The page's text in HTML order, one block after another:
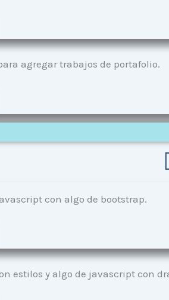
agregar trabajos de portafolio.
con algo de bootstrap.
estilos y algo de javascript con